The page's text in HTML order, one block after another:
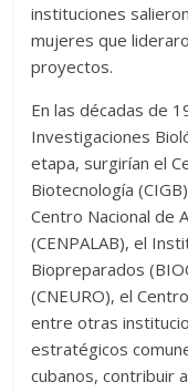
instituciones
mujeres que
proyectos.
En las décadas de
Investigaciones
etapa, surgirían el
Biotecnología
Centro Nacional de
(CENPALAB), el
Biopreparados
(CNEURO), el
entre otras
estratégicos
cubanos, contribuir